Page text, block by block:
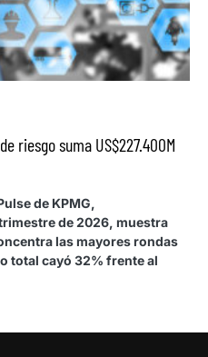
riesgo suma US$227.400M
de KPMG,
de 2026, muestra
las mayores rondas
total cayó 32% frente al